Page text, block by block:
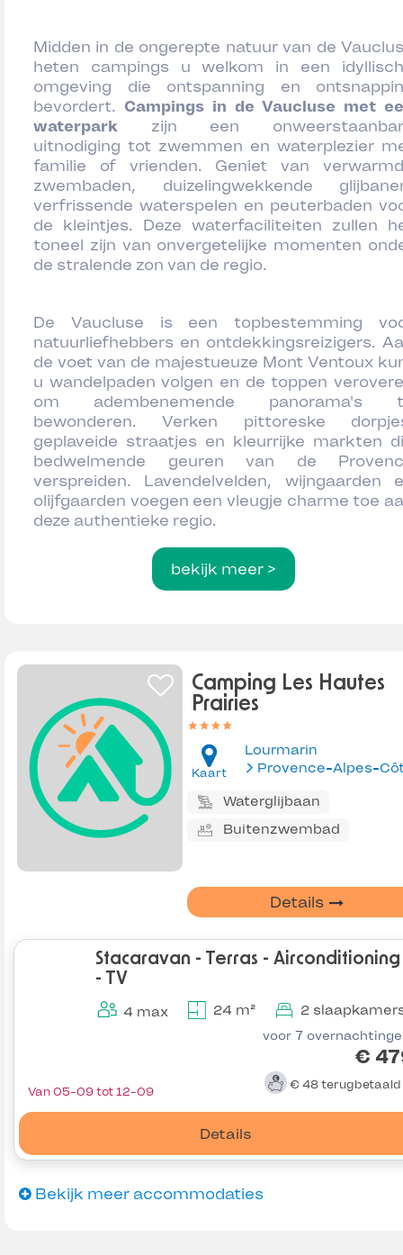
Midden in de ongerepte natuur van de
heten campings u welkom in een
omgeving die ontspanning en
bevordert. Campings in de Vaucluse met
waterpark zijn een
uitnodiging tot zwemmen en waterplezier
familie of vrienden. Geniet van
zwembaden, duizelingwekkende
verfrissende waterspelen en peuterbaden
de kleintjes. Deze waterfaciliteiten zullen
toneel zijn van onvergetelijke momenten
de stralende zon van de regio.
De Vaucluse is een topbestemming
natuurliefhebbers en ontdekkingsreizigers.
de voet van de majestueuze Mont Ventoux
u wandelpaden volgen en de toppen
om adembenemende panorama's
bewonderen. Verken pittoreske
geplaveide straatjes en kleurrijke markten
bedwelmende geuren van de
verspreiden. Lavendelvelden, wijngaarden
olijfgaarden voegen een vleugje charme toe
deze authentieke regio.
bekijk meer >
Camping Les Hautes
Prairies
Kaart
Lourmarin
Waterglijbaan
Buitenzwembad
Details
Stacaravan - Terras - Airconditioning
- TV
4 max 24 m² 2
voor 7
€
€ 48 terugbetaald
Details
Van 05-09 tot 12-09
Bekijk meer accommodaties